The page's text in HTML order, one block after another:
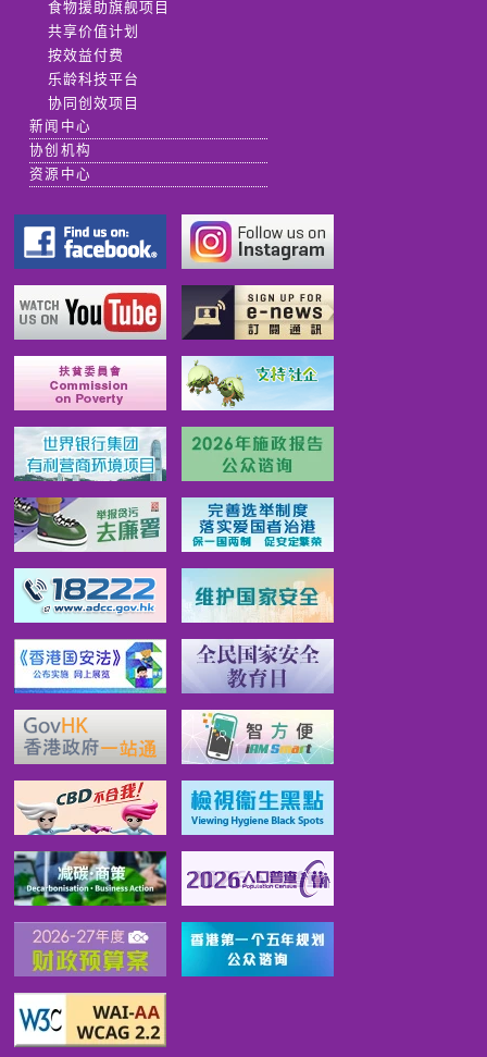
食物援助旗舰项目
共享价值计划
按效益付费
乐龄科技平台
协同创效项目
新闻中心
协创机构
资源中心